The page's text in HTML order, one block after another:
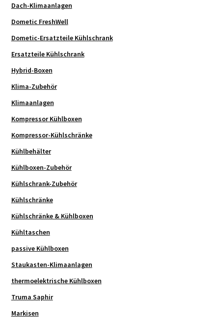
Dach-Klimaanlagen
Dometic FreshWell
Dometic-Ersatzteile Kühlschrank
Ersatzteile Kühlschrank
Hybrid-Boxen
Klima-Zubehör
Klimaanlagen
Kompressor Kühlboxen
Kompressor-Kühlschränke
Kühlbehälter
Kühlboxen-Zubehör
Kühlschrank-Zubehör
Kühlschränke
Kühlschränke & Kühlboxen
Kühltaschen
passive Kühlboxen
Staukasten-Klimaanlagen
thermoelektrische Kühlboxen
Truma Saphir
Markisen